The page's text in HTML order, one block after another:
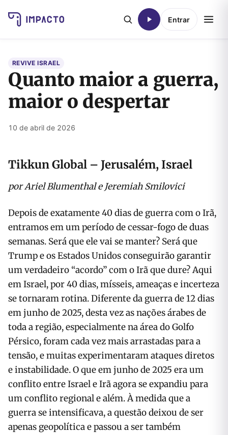
Entrar
REVIVE ISRAEL
Quanto maior a guerra,
maior o despertar
10 de abril de 2026
Tikkun Global – Jerusalém, Israel
por Ariel Blumenthal e Jeremiah Smilovici
Depois de exatamente 40 dias de guerra com o Irã,
entramos em um período de cessar-fogo de duas
semanas. Será que ele vai se manter? Será que
Trump e os Estados Unidos conseguirão garantir
um verdadeiro “acordo” com o Irã que dure? Aqui
em Israel, por 40 dias, mísseis, ameaças e incerteza
se tornaram rotina. Diferente da guerra de 12 dias
em junho de 2025, desta vez as nações árabes de
toda a região, especialmente na área do Golfo
Pérsico, foram cada vez mais arrastadas para a
tensão, e muitas experimentaram ataques diretos
e instabilidade. O que em junho de 2025 era um
conflito entre Israel e Irã agora se expandiu para
um conflito regional e além. À medida que a
guerra se intensificava, a questão deixou de ser
apenas geopolítica e passou a ser também